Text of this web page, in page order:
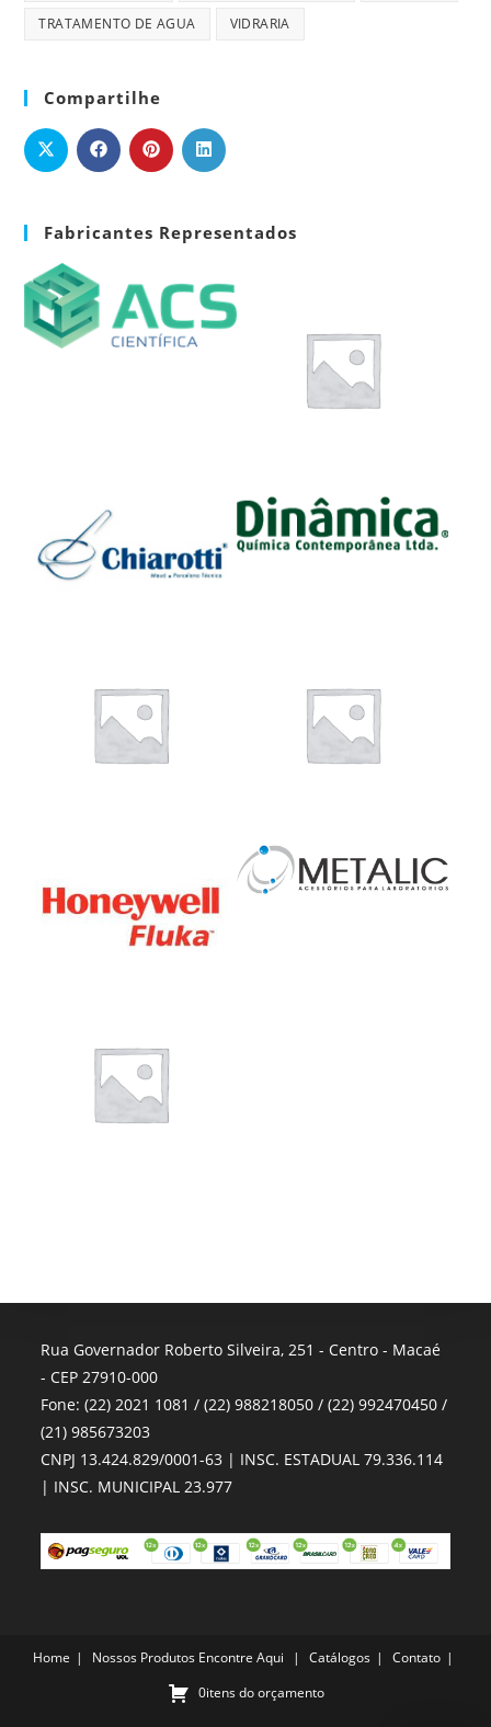
TRATAMENTO DE AGUA VIDRARIA
Compartilhe
Fabricantes Representados
Rua Governador Roberto Silveira, 251 - Centro - Macaé
- CEP 27910-000
Fone: (22) 2021 1081 / (22) 988218050 / (22) 992470450 /
(21) 985673203
CNPJ 13.424.829/0001-63 | INSC. ESTADUAL 79.336.114
| INSC. MUNICIPAL 23.977
Home Nossos Produtos Encontre Aqui Catálogos
Contato
0itens do orçamento